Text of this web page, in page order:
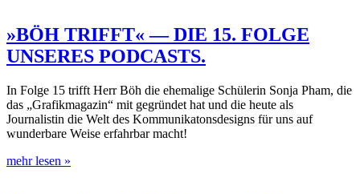
»BÖH TRIFFT« — DIE 15. FOLGE
UNSERES PODCASTS.
In Folge 15 trifft Herr Böh die ehemalige Schülerin Sonja Pham, die
das „Grafikmagazin“ mit gegründet hat und die heute als
Journalistin die Welt des Kommunikatonsdesigns für uns auf
wunderbare Weise erfahrbar macht!
mehr lesen »